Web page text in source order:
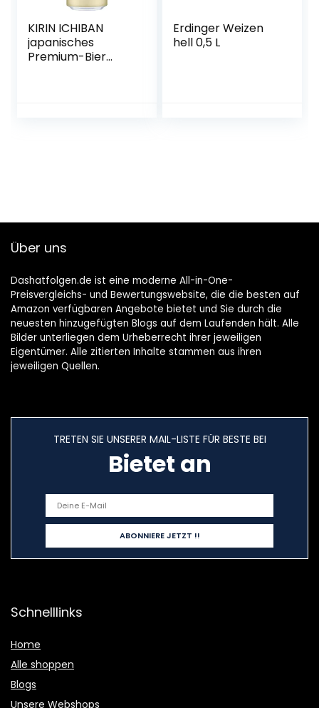
KIRIN ICHIBAN
japanisches
Premium-Bier
Erdinger Weizen
hell 0,5 L
Über uns
Dashatfolgen.de ist eine moderne All-in-One-
Preisvergleichs- und Bewertungswebsite, die die besten auf
Amazon verfügbaren Angebote bietet und Sie durch die
neuesten hinzugefügten Blogs auf dem Laufenden hält. Alle
Bilder unterliegen dem Urheberrecht ihrer jeweiligen
Eigentümer. Alle zitierten Inhalte stammen aus ihren
jeweiligen Quellen.
TRETEN SIE UNSERER MAIL-LISTE FÜR BESTE BEI
Bietet an
Schnelllinks
Home
Alle shoppen
Blogs
Unsere Webshops